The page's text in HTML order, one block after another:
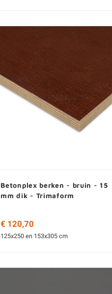
Betonplex berken - bruin - 15
mm dik - Trimaform
€ 120,70
125x250 en 153x305 cm